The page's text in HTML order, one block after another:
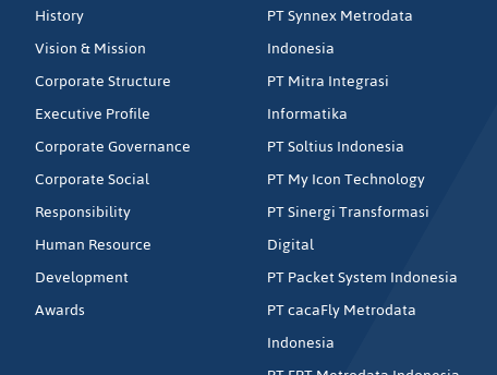
History
Vision & Mission
Corporate Structure
Executive Profile
Corporate Governance
Corporate Social
Responsibility
Human Resource
Development
Awards
PT Synnex Metrodata
Indonesia
PT Mitra Integrasi
Informatika
PT Soltius Indonesia
PT My Icon Technology
PT Sinergi Transformasi
Digital
PT Packet System Indonesia
PT cacaFly Metrodata
Indonesia